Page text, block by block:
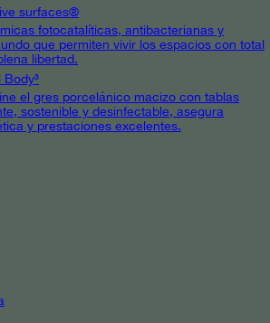
surfaces®
fotocatalíticas, antibacterianas y
que permiten vivir los espacios con total
libertad.
el gres porcelánico macizo con tablas
sostenible y desinfectable, asegura
y prestaciones excelentes.